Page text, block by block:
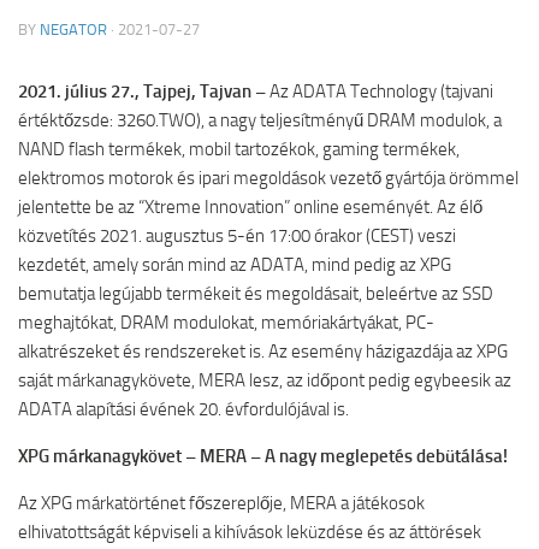
BY NEGATOR · 2021-07-27
2021. július 27., Tajpej, Tajvan –Az ADATA Technology (tajvani
értéktőzsde: 3260.TWO), a nagy teljesítményű DRAM modulok, a
NAND flash termékek, mobil tartozékok, gaming termékek,
elektromos motorok és ipari megoldások vezető gyártója örömmel
jelentette be az “Xtreme Innovation” online eseményét. Az élő
közvetítés 2021. augusztus 5-én 17:00 órakor (CEST) veszi
kezdetét, amely során mind az ADATA, mind pedig az XPG
bemutatja legújabb termékeit és megoldásait, beleértve az SSD
meghajtókat, DRAM modulokat, memóriakártyákat, PC-
alkatrészeket és rendszereket is. Az esemény házigazdája az XPG
saját márkanagykövete, MERA lesz, az időpont pedig egybeesik az
ADATA alapítási évének 20. évfordulójával is.
XPG márkanagykövet – MERA – A nagy meglepetés debütálása!
Az XPG márkatörténet főszereplője, MERA a játékosok
elhivatottságát képviseli a kihívások leküzdése és az áttörések